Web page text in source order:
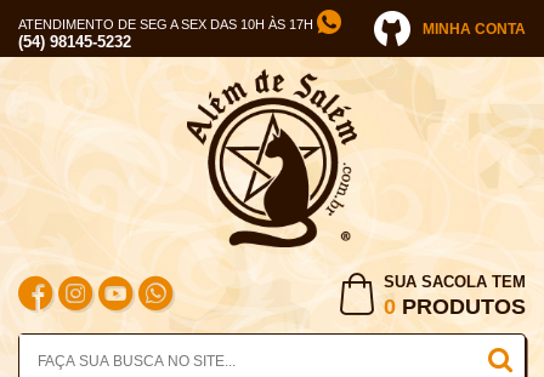
ATENDIMENTO DE SEG A SEX DAS 10H ÀS 17H
(54) 98145-5232
MINHA CONTA
SUA SACOLA TEM
0 PRODUTOS